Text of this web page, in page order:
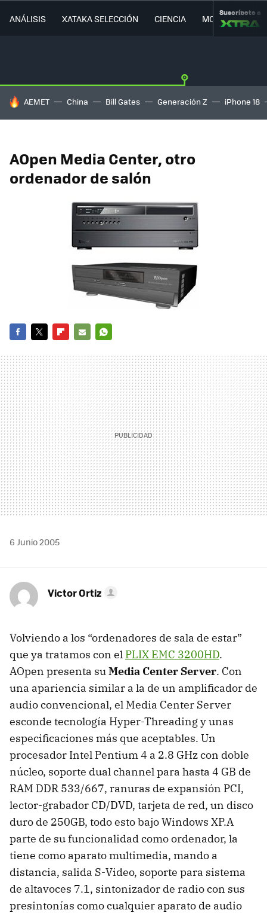
ANÁLISIS XATAKA SELECCIÓN CIENCIA MOVILIDAD
Suscríbete a
HOY SE HABLA DE
AEMET China Bill Gates Generación Z iPhone 18
AOpen Media Center, otro
ordenador de salón
MAIL
6 Junio 2005
Victor Ortiz
Volviendo a los “ordenadores de sala de estar”
que ya tratamos con el PLIX EMC 3200HD.
AOpen presenta suMedia Center Server. Con
una apariencia similar a la de un amplificador de
audio convencional, el Media Center Server
esconde tecnología Hyper-Threading y unas
especificaciones más que aceptables. Un
procesador Intel Pentium 4 a 2.8 GHz con doble
núcleo, soporte dual channel para hasta 4 GB de
RAM DDR 533/667, ranuras de expansión PCI,
lector-grabador CD/DVD, tarjeta de red, un disco
duro de 250GB, todo esto bajo Windows XP.A
parte de su funcionalidad como ordenador, la
tiene como aparato multimedia, mando a
distancia, salida S-Video, soporte para sistema
de altavoces 7.1, sintonizador de radio con sus
presintonías como cualquier aparato de audio